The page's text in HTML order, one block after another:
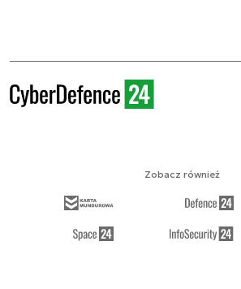
Zobacz również